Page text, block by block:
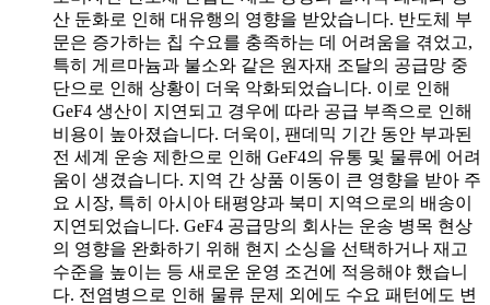
산 둔화로 인해 대유행의 영향을 받았습니다. 반도체 부
문은 증가하는 칩 수요를 충족하는 데 어려움을 겪었고,
특히 게르마늄과 불소와 같은 원자재 조달의 공급망 중
단으로 인해 상황이 더욱 악화되었습니다. 이로 인해
GeF4 생산이 지연되고 경우에 따라 공급 부족으로 인해
비용이 높아졌습니다. 더욱이, 팬데믹 기간 동안 부과된
전 세계 운송 제한으로 인해 GeF4의 유통 및 물류에 어려
움이 생겼습니다. 지역 간 상품 이동이 큰 영향을 받아 주
요 시장, 특히 아시아 태평양과 북미 지역으로의 배송이
지연되었습니다. GeF4 공급망의 회사는 운송 병목 현상
의 영향을 완화하기 위해 현지 소싱을 선택하거나 재고
수준을 높이는 등 새로운 운영 조건에 적응해야 했습니
다. 전염병으로 인해 물류 문제 외에도 수요 패턴에도 변